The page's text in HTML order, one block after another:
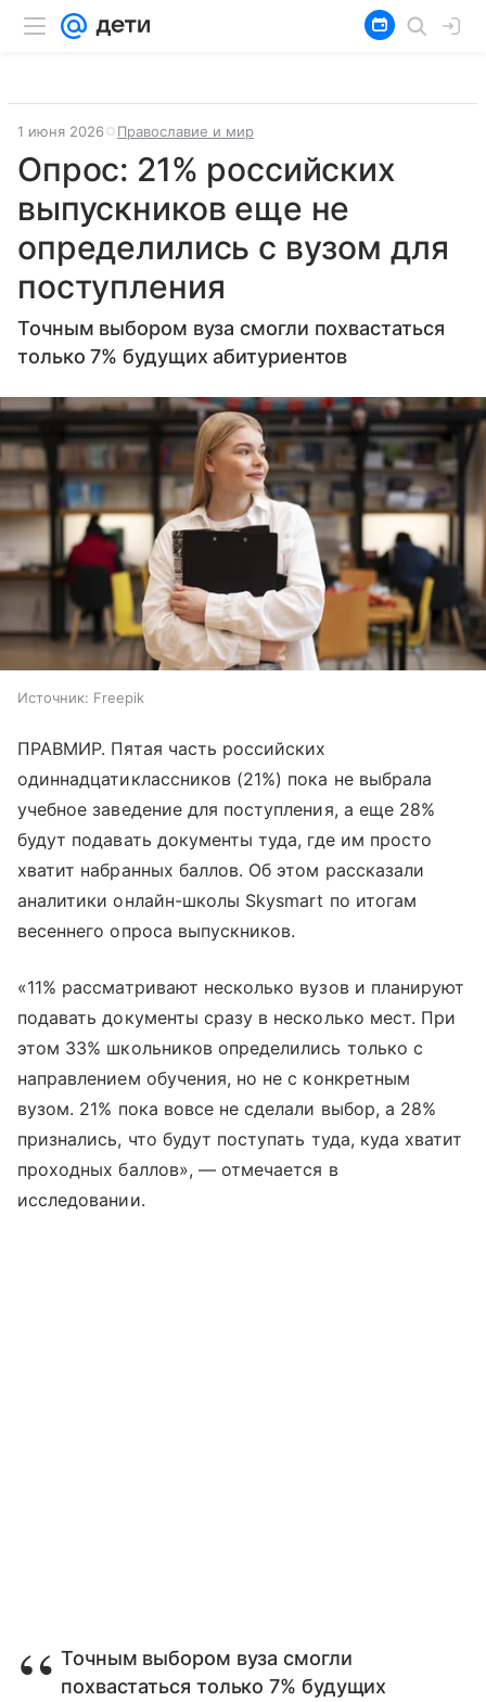
1 июня 2026 Православие и мир
Опрос: 21% российских
выпускников еще не
определились с вузом для
поступления
Точным выбором вуза смогли похвастаться
только 7% будущих абитуриентов
Источник: Freepik
ПРАВМИР. Пятая часть российских
одиннадцатиклассников (21%) пока не выбрала
учебное заведение для поступления, а еще 28%
будут подавать документы туда, где им просто
хватит набранных баллов. Об этом рассказали
аналитики онлайн-школы Skysmart по итогам
весеннего опроса выпускников.
«11% рассматривают несколько вузов и планируют
подавать документы сразу в несколько мест. При
этом 33% школьников определились только с
направлением обучения, но не с конкретным
вузом. 21% пока вовсе не сделали выбор, а 28%
признались, что будут поступать туда, куда хватит
проходных баллов», — отмечается в
исследовании.
Точным выбором вуза смогли
похвастаться только 7% будущих